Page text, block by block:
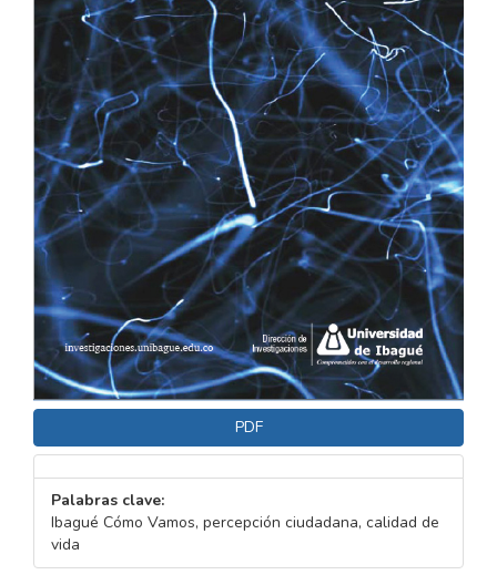
PDF
Palabras clave:
Ibagué Cómo Vamos, percepción ciudadana, calidad de
vida